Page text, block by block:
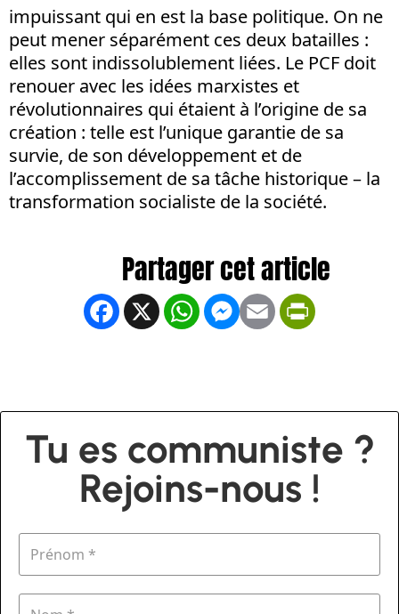
impuissant qui en est la base politique. On ne
peut mener séparément ces deux batailles :
elles sont indissolublement liées. Le PCF doit
renouer avec les idées marxistes et
révolutionnaires qui étaient à l’origine de sa
création : telle est l’unique garantie de sa
survie, de son développement et de
l’accomplissement de sa tâche historique – la
transformation socialiste de la société.
Facebook
X WhatsApp
Messenger
Email
Tu es communiste ?
Rejoins-nous !